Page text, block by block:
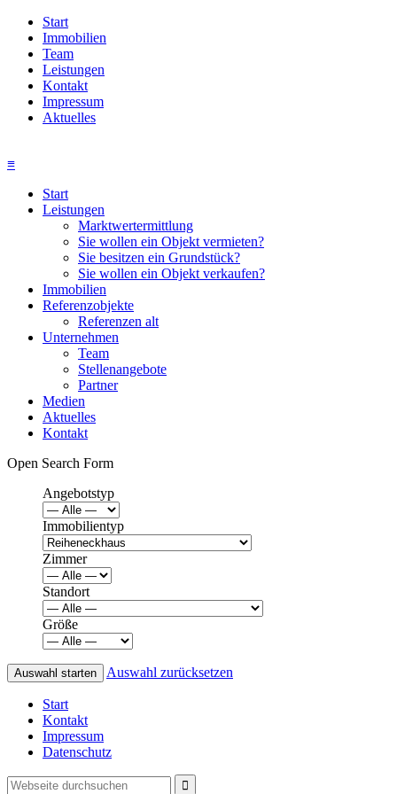
Start
Immobilien
Team
Leistungen
Kontakt
Impressum
Aktuelles
≡
Start
Leistungen
Marktwertermittlung
Sie wollen ein Objekt vermieten?
Sie besitzen ein Grundstück?
Sie wollen ein Objekt verkaufen?
Immobilien
Referenzobjekte
Referenzen alt
Unternehmen
Team
Stellenangebote
Partner
Medien
Aktuelles
Kontakt
Open Search Form
Angebotstyp
Immobilientyp
Zimmer
Standort
Größe
Auswahl zurücksetzen
Start
Kontakt
Impressum
Datenschutz